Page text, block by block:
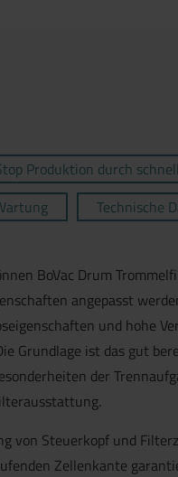
Produktion durch
Technische
BoVac Drum
angepasst
und hohe
Grund­lage ist das gut
der
von Steuerkopf und
Zellenkante